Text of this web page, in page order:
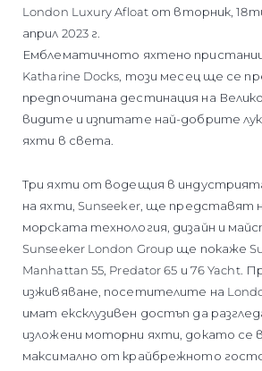
London Luxury Afloat от вторник,
април 2023 г.
Емблематичното яхтено
Katharine Docks, този месец ще се
предпочитана дестинация на
видите и изпитате най-добрите
яхти в света.
Три яхти от водещия в
на яхти, Sunseeker, ще представят
морската технология, дизайн и
Sunseeker London Group ще покаже
Manhattan 55, Predator 65 и 76 Yacht.
изживяване, посетителите на
имат ексклузивен достъп да
изложени моторни яхти, докато се
максимално от крайбрежното